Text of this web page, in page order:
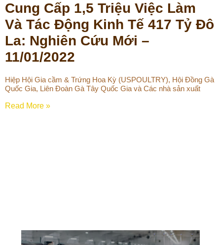
Cung Cấp 1,5 Triệu Việc Làm
Và Tác Động Kinh Tế 417 Tỷ Đô
La: Nghiên Cứu Mới –
11/01/2022
Hiệp Hội Gia cầm & Trứng Hoa Kỳ (USPOULTRY), Hội Đồng Gà
Quốc Gia, Liên Đoàn Gà Tây Quốc Gia và Các nhà sản xuất
Read More »